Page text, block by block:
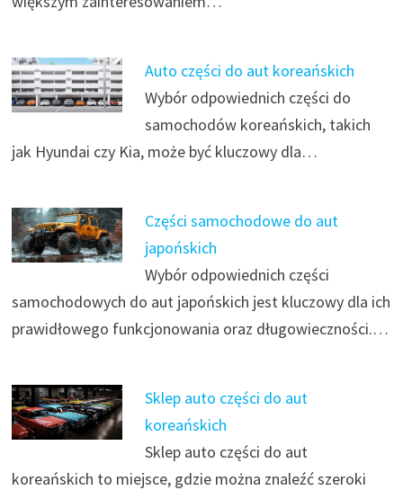
Auto części do aut koreańskich
Wybór odpowiednich części do
samochodów koreańskich, takich
jak Hyundai czy Kia, może być kluczowy dla…
Części samochodowe do aut
japońskich
Wybór odpowiednich części
samochodowych do aut japońskich jest kluczowy dla ich
prawidłowego funkcjonowania oraz długowieczności.…
Sklep auto części do aut
koreańskich
Sklep auto części do aut
koreańskich to miejsce, gdzie można znaleźć szeroki